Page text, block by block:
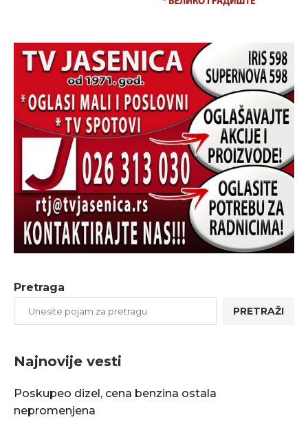
Pretraga
PRETRAŽI
Najnovije vesti
Poskupeo dizel, cena benzina ostala
nepromenjena